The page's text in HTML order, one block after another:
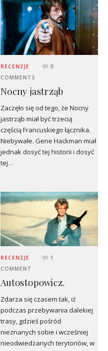
RECENZJE
0
COMMENTS
Nocny jastrząb
Zaczęło się od tego, że Nocny
jastrząb miał być trzecią
częścią Francuskiego łącznika.
Niebywałe. Gene Hackman miał
jednak dosyć tej historii i dosyć
tej…
RECENZJE
1
COMMENT
Autostopowicz.
Zdarza się czasem tak, iż
podczas przebywania dalekiej
trasy, gdzieś pośród
nieznanych sobie i wcześniej
nieodwiedzanych terytoriów, w